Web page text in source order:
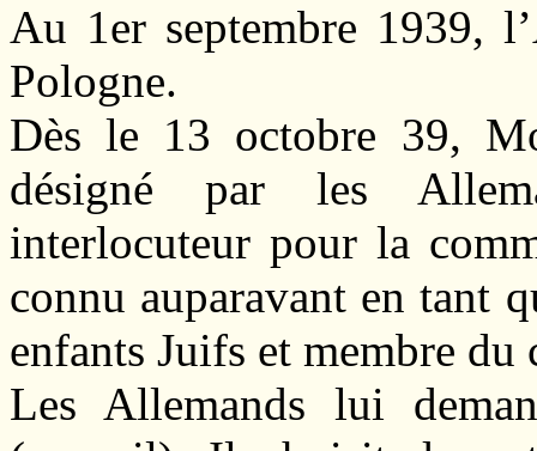
Au 1er septembre 1939,
Pologne.
Dès le 13 octobre 39,
désigné par les
interlocuteur pour la
connu auparavant en tant
enfants Juifs et membre
Les Allemands lui